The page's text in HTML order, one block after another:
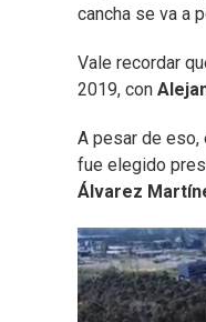
cancha se va a
Vale recordar
2019, con
A pesar de
fue elegido
Álvarez